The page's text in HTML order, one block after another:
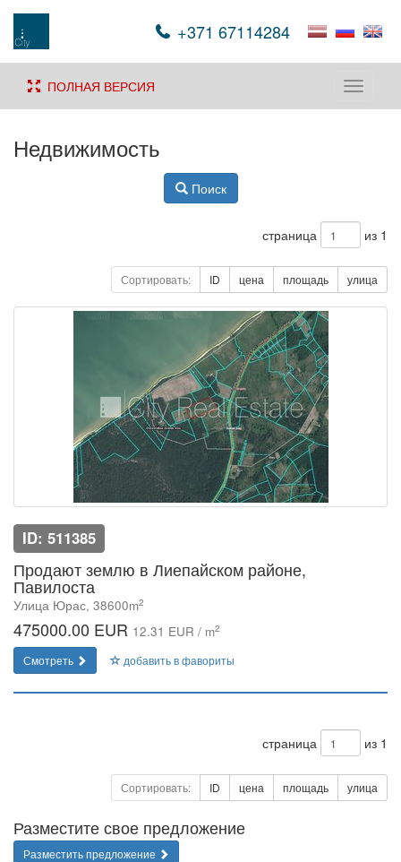
+371 67114284
Toggle
ПОЛНАЯ ВЕРСИЯ
Недвижимость
Поиск
страница из 1
Сортировать: ID цена площадь улица
ID: 511385
Продают землю в Лиепайском районе,
Павилоста
Улица Юрас, 38600m2
475000.00 EUR 12.31 EUR / m2
Смотреть добавить в фавориты
страница из 1
Сортировать: ID цена площадь улица
Разместите свое предложение
Разместить предложение